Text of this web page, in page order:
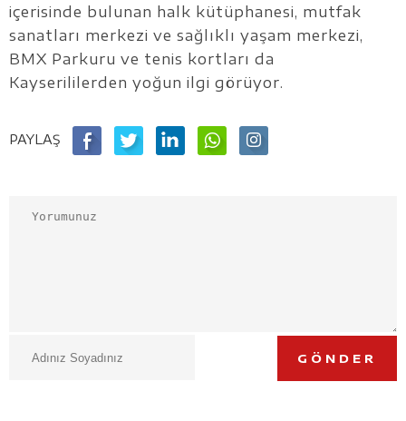
içerisinde bulunan halk kütüphanesi, mutfak
sanatları merkezi ve sağlıklı yaşam merkezi,
BMX Parkuru ve tenis kortları da
Kayserililerden yoğun ilgi görüyor.
PAYLAŞ
GÖNDER